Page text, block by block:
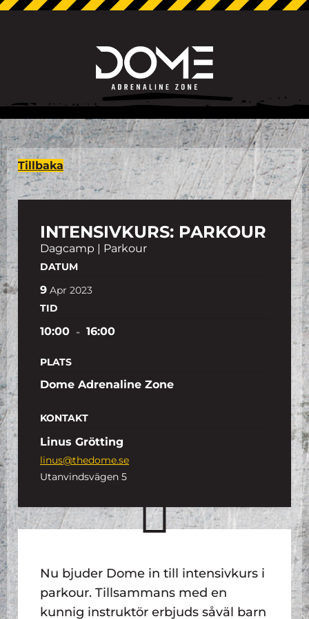
Tillbaka
INTENSIVKURS: PARKOUR
Dagcamp | Parkour
DATUM
9 Apr 2023
TID
10:00 - 16:00
PLATS
Dome Adrenaline Zone
KONTAKT
Linus Grötting
linus@thedome.se
Utanvindsvägen 5
Nu bjuder Dome in till intensivkurs i
parkour. Tillsammans med en
kunnig instruktör erbjuds såväl barn